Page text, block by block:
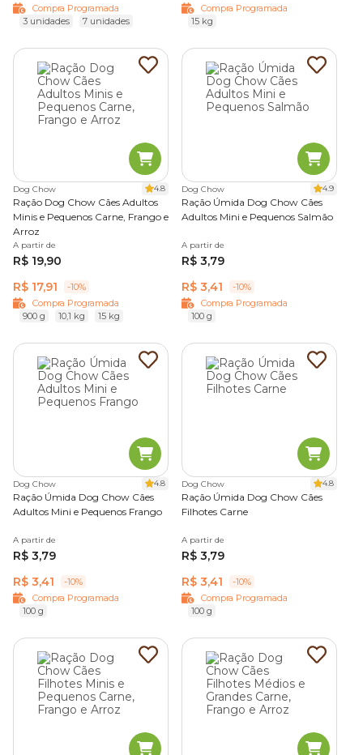
Compra Programada
3 unidades
7 unidades
Compra Programada
15 kg
Dog Chow 4.8
Ração Dog Chow Cães Adultos
Minis e Pequenos Carne, Frango e
Arroz
A partir de
R$ 19,90
R$ 17,91
-10%
Compra Programada
900 g
10,1 kg 15 kg
Dog Chow 4.9
Ração Úmida Dog Chow Cães
Adultos Mini e Pequenos Salmão
A partir de
R$ 3,79
R$ 3,41
-10%
Compra Programada
100 g
Dog Chow 4.8
Ração Úmida Dog Chow Cães
Adultos Mini e Pequenos Frango
A partir de
R$ 3,79
R$ 3,41
-10%
Compra Programada
100 g
Dog Chow 4.8
Ração Úmida Dog Chow Cães
Filhotes Carne
A partir de
R$ 3,79
R$ 3,41
-10%
Compra Programada
100 g